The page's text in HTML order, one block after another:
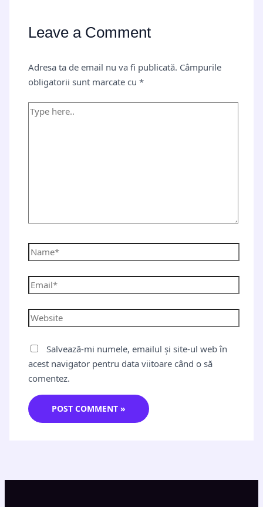
Leave a Comment
Adresa ta de email nu va fi publicată. Câmpurile
obligatorii sunt marcate cu*
Salvează-mi numele, emailul și site-ul web în
acest navigator pentru data viitoare când o să
comentez.